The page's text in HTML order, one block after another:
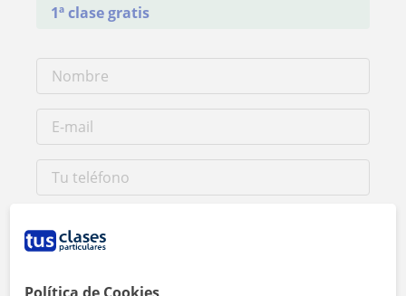
1ª clase gratis
Política de Cookies